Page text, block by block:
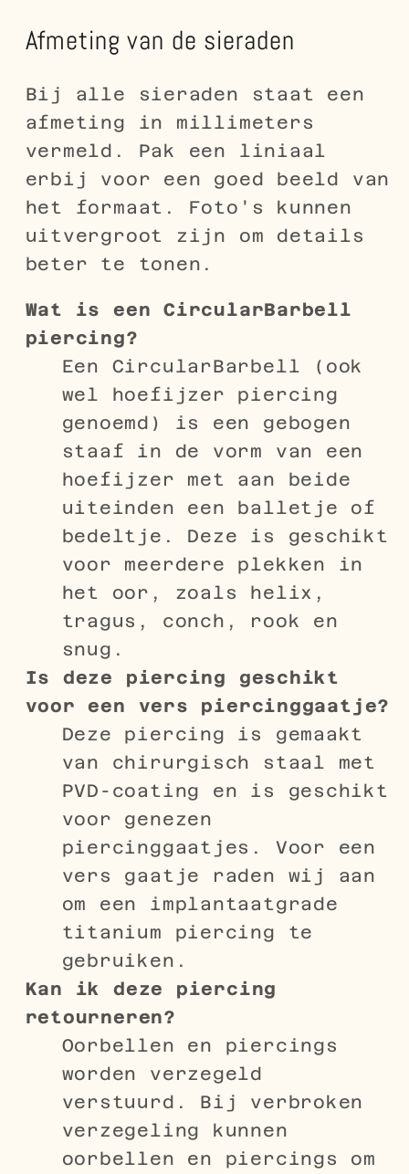
Afmeting van de sieraden
Bij alle sieraden staat een
afmeting in millimeters
vermeld. Pak een liniaal
erbij voor een goed beeld van
het formaat. Foto's kunnen
uitvergroot zijn om details
beter te tonen.
Wat is een CircularBarbell
piercing?
Een CircularBarbell (ook
wel hoefijzer piercing
genoemd) is een gebogen
staaf in de vorm van een
hoefijzer met aan beide
uiteinden een balletje of
bedeltje. Deze is geschikt
voor meerdere plekken in
het oor, zoals helix,
tragus, conch, rook en
snug.
Is deze piercing geschikt
voor een vers piercinggaatje?
Deze piercing is gemaakt
van chirurgisch staal met
PVD-coating en is geschikt
voor genezen
piercinggaatjes. Voor een
vers gaatje raden wij aan
om een implantaatgrade
titanium piercing te
gebruiken.
Kan ik deze piercing
retourneren?
Oorbellen en piercings
worden verzegeld
verstuurd. Bij verbroken
verzegeling kunnen
oorbellen en piercings om